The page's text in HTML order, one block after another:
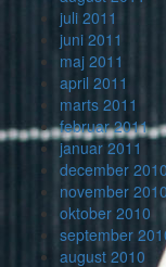
juli 2011
juni 2011
maj 2011
april 2011
marts 2011
februar 2011
januar 2011
december 2010
november 2010
oktober 2010
september
august 2010